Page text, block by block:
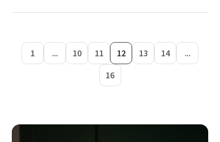
1 ... 10 11 12 13 14
...
16